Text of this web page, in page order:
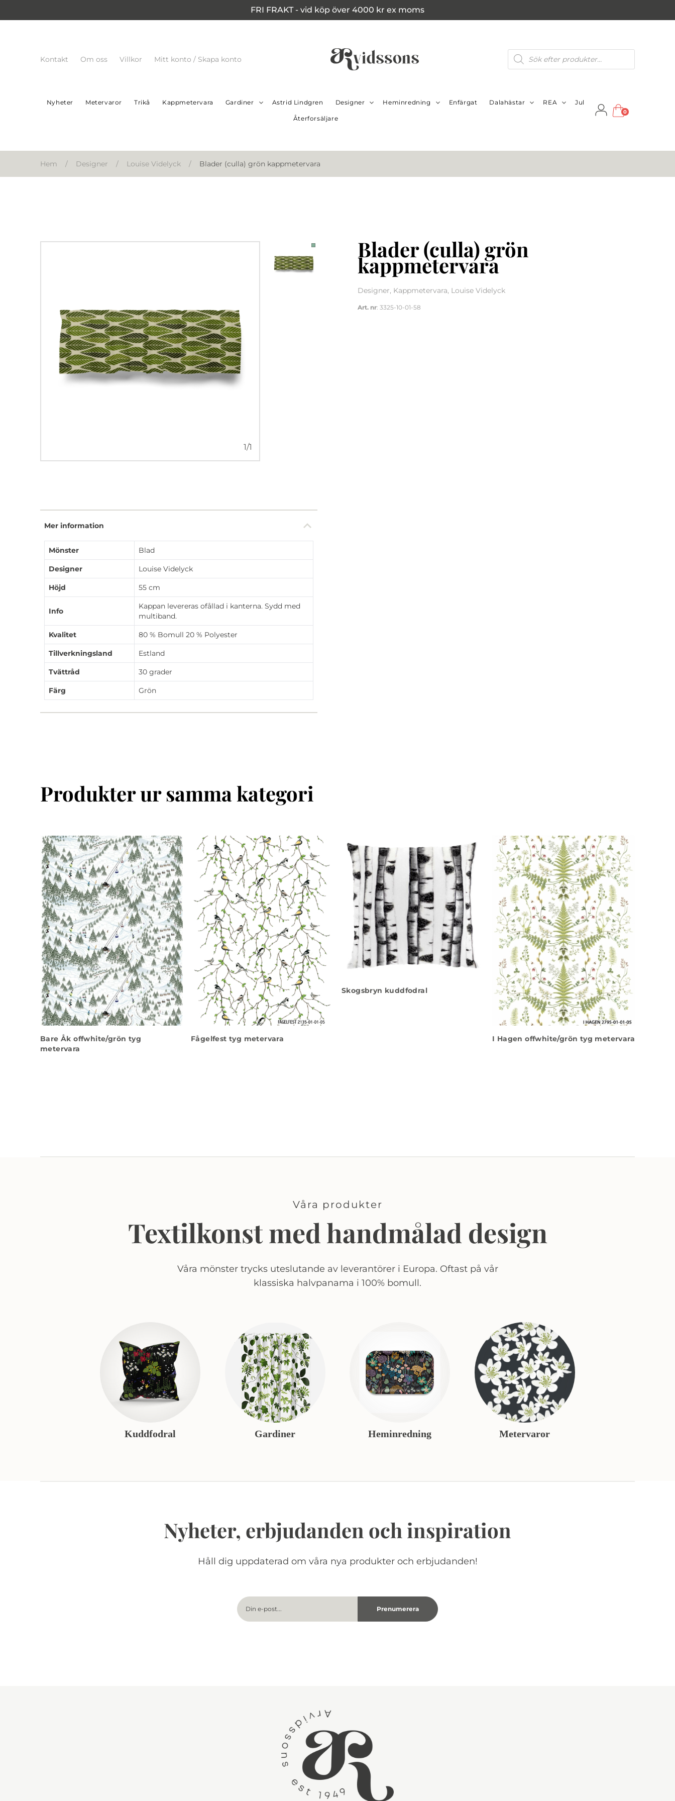
FRI FRAKT - vid köp över 4000 kr ex moms
Kontakt Om oss Villkor Mitt konto / Skapa konto
Produktsökning
Nyheter Metervaror Trikå Kappmetervara Gardiner Astrid Lindgren Designer Heminredning Enfärgat Dalahästar REA Jul
Återforsäljare
0
Hem / Designer / Louise Videlyck / Blader (culla) grön kappmetervara
1/1
Blader (culla) grön
kappmetervara
Designer, Kappmetervara, Louise Videlyck
Art. nr: 3325-10-01-58
Mer information
Mönster Blad
Designer Louise Videlyck
Höjd 55 cm
Info
Kappan levereras ofållad i kanterna. Sydd med
multiband.
Kvalitet 80 % Bomull 20 % Polyester
Tillverkningsland Estland
Tvättråd 30 grader
Färg Grön
Produkter ur samma kategori
Bare Åk offwhite/grön tyg
metervara
Fågelfest tyg metervara
Skogsbryn kuddfodral
I Hagen offwhite/grön tyg metervara
Våra produkter
Textilkonst med handmålad design
Våra mönster trycks uteslutande av leverantörer i Europa. Oftast på vår
klassiska halvpanama i 100% bomull.
Kuddfodral Gardiner Heminredning Metervaror
Nyheter, erbjudanden och inspiration
Håll dig uppdaterad om våra nya produkter och erbjudanden!